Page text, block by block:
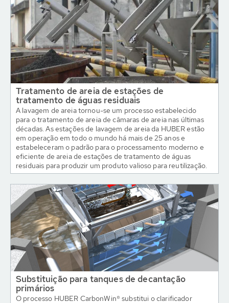
Tratamento de areia de estações de
tratamento de águas residuais
A lavagem de areia tornou-se um processo estabelecido
para o tratamento de areia de câmaras de areia nas últimas
décadas. As estações de lavagem de areia da HUBER estão
em operação em todo o mundo há mais de 25 anos e
estabeleceram o padrão para o processamento moderno e
eficiente de areia de estações de tratamento de águas
residuais para produzir um produto valioso para reutilização.
Substituição para tanques de decantação
primários
O processo HUBER CarbonWin® substitui o clarificador